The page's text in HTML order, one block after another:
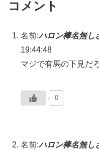
コメント
名前:ハロン棒名無し
19:44:48
マジで有馬の下見だ
0
名前:ハロン棒名無し